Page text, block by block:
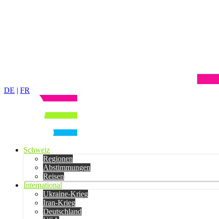
DE | FR
Schweiz
Regionen
Abstimmungen
Reisen
International
Ukraine-Krieg
Iran-Krieg
Deutschland